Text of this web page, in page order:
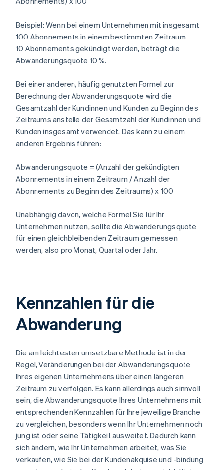
Beispiel: Wenn bei einem Unternehmen mit insgesamt
100 Abonnements in einem bestimmten Zeitraum
10 Abonnements gekündigt werden, beträgt die
Abwanderungsquote 10 %.
Bei einer anderen, häufig genutzten Formel zur
Berechnung der Abwanderungsquote wird die
Gesamtzahl der Kundinnen und Kunden zu Beginn des
Zeitraums anstelle der Gesamtzahl der Kundinnen und
Kunden insgesamt verwendet. Das kann zu einem
anderen Ergebnis führen:
Abwanderungsquote = (Anzahl der gekündigten
Abonnements in einem Zeitraum / Anzahl der
Abonnements zu Beginn des Zeitraums) x 100
Unabhängig davon, welche Formel Sie für Ihr
Unternehmen nutzen, sollte die Abwanderungsquote
für einen gleichbleibenden Zeitraum gemessen
werden, also pro Monat, Quartal oder Jahr.
Kennzahlen für die
Abwanderung
Die am leichtesten umsetzbare Methode ist in der
Regel, Veränderungen bei der Abwanderungsquote
Ihres eigenen Unternehmens über einen längeren
Zeitraum zu verfolgen. Es kann allerdings auch sinnvoll
sein, die Abwanderungsquote Ihres Unternehmens mit
entsprechenden Kennzahlen für Ihre jeweilige Branche
zu vergleichen, besonders wenn Ihr Unternehmen noch
jung ist oder seine Tätigkeit ausweitet. Dadurch kann
sich ändern, wie Ihr Unternehmen arbeitet, was Sie
verkaufen, wie Sie bei der Kundenakquise und -bindung